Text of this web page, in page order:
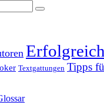
Textgattungen Tipps